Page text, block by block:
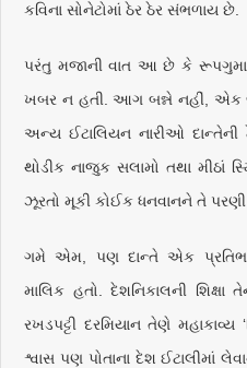
કવિના સોનેટોમાં ઠેર ઠેર સંભળાય છે.
પરંતુ મજાની વાત આ છે કે
ખબર ન હતી. આગ બન્ને નહીં, એક
અન્ય ઈટાલિયન નારીઓ
થોડીક નાજુક સલામો તથા મીઠાં
ઝૂરતો મૂકી કોઈક ધનવાનને તે
ગમે એમ, પણ દાન્તે એક
માલિક હતો. દેશનિકાલની શિક્ષા
રખડપટ્ટી દરમિયાન તેણે
શ્વાસ પણ પોતાના દેશ ઈટાલીમાં